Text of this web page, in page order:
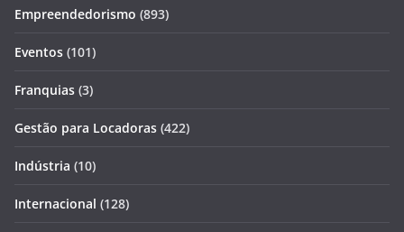
Empreendedorismo (893)
Eventos (101)
Franquias (3)
Gestão para Locadoras (422)
Indústria (10)
Internacional (128)